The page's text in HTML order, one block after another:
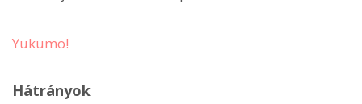
Yukumo!
Hátrányok